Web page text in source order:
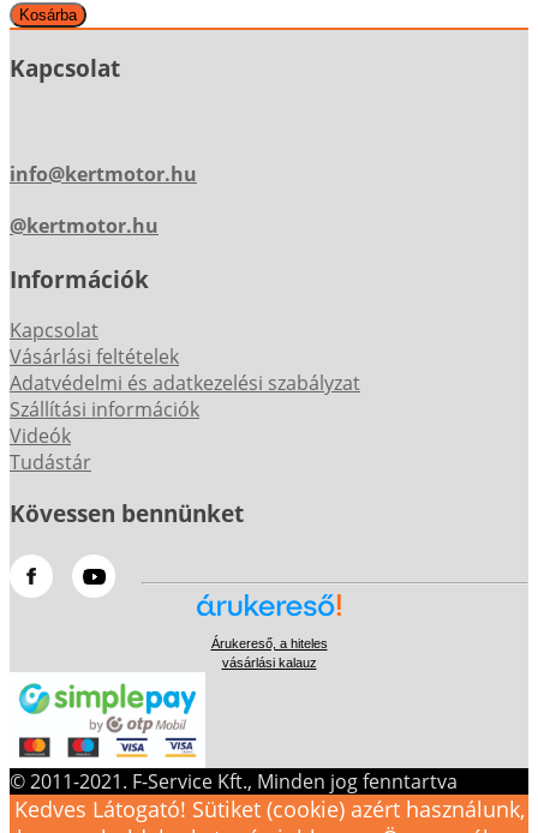
Kapcsolat
info@kertmotor.hu
@kertmotor.hu
Információk
Kapcsolat
Vásárlási feltételek
Adatvédelmi és adatkezelési szabályzat
Szállítási információk
Videók
Tudástár
Kövessen bennünket
Árukereső, a hiteles
vásárlási kalauz
© 2011-2021. F-Service Kft., Minden jog fenntartva
Kedves Látogató! Sütiket (cookie) azért használunk,